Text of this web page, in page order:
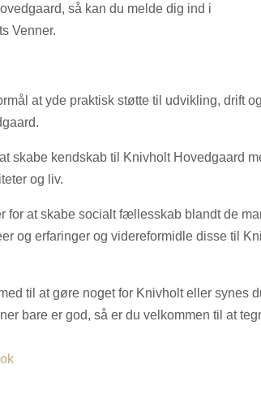
så kan du melde dig ind i
Venner.
at yde praktisk støtte til udvikling, drift
skabe kendskab til Knivholt Hovedgaard
og liv.
for at skabe socialt fællesskab blandt de
og erfaringer og videreformidle disse til
til at gøre noget for Knivholt eller synes
bare er god, så er du velkommen til at